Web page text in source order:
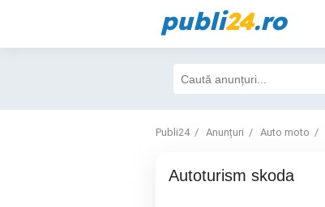
publi24.ro
Publi24 Anunțuri Auto moto
Autoturism skoda